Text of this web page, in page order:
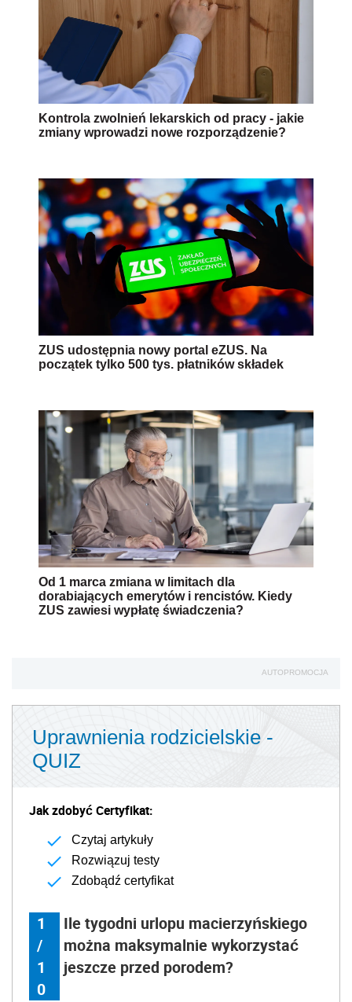
Kontrola zwolnień lekarskich od pracy - jakie
zmiany wprowadzi nowe rozporządzenie?
ZUS udostępnia nowy portal eZUS. Na
początek tylko 500 tys. płatników składek
Od 1 marca zmiana w limitach dla
dorabiających emerytów i rencistów. Kiedy
ZUS zawiesi wypłatę świadczenia?
AUTOPROMOCJA
Uprawnienia rodzicielskie -
QUIZ
Jak zdobyć Certyfikat:
Czytaj artykuły
Rozwiązuj testy
Zdobądź certyfikat
1
/
1
0
Ile tygodni urlopu macierzyńskiego
można maksymalnie wykorzystać
jeszcze przed porodem?